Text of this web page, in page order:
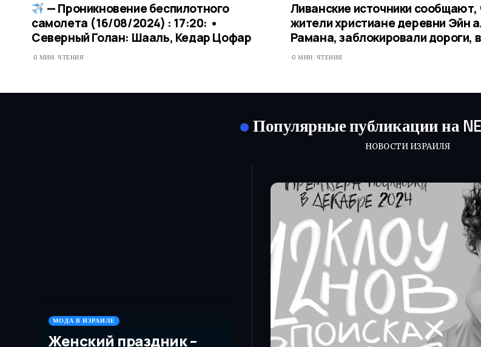
— Проникновение беспилотного
самолета (16/08/2024) : 17:20: •
Северный Голан: Шааль, Кедар Цофар
0 МИН. ЧТЕНИЯ
Ливанские источники сообщают,
жители христиане деревни Эйн
Рамана, заблокировали дороги,
0 МИН. ЧТЕНИЯ
Популярные публикации на
НОВОСТИ ИЗРАИЛЯ
МОДА В ИЗРАИЛЕ
Женский праздник –